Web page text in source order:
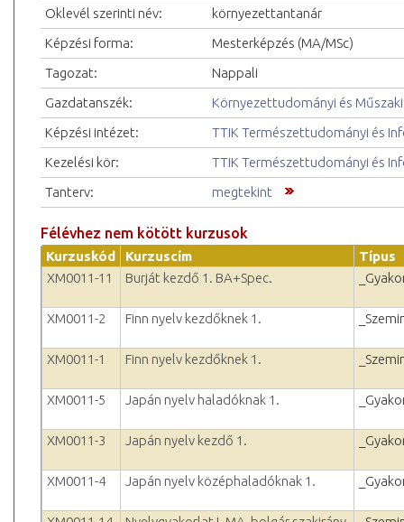
Oklevél szerinti név:
környezettantanár
Képzési forma:
Mesterképzés (MA/MSc)
Tagozat:
Nappali
Gazdatanszék:
Környezettudományi és
Képzési intézet:
TTIK Természettudományi és
Kezelési kör:
TTIK Természettudományi és
Tanterv:
megtekint
Félévhez nem kötött kurzusok
Kurzuskód Kurzuscím
Típus
XM0011-11
Burját kezdő 1. BA+Spec.
XM0011-2 Finn nyelv kezdőknek 1.
XM0011-1 Finn nyelv kezdőknek 1.
XM0011-5 Japán nyelv haladóknak 1.
XM0011-3 Japán nyelv kezdő 1.
XM0011-4 Japán nyelv középhaladóknak 1.